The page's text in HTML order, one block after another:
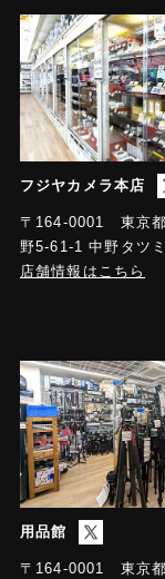
フジヤカメラ本店
〒164-0001 東京
野5-61-1 中野タツ
店舗情報はこちら
用品館
〒164-0001 東京